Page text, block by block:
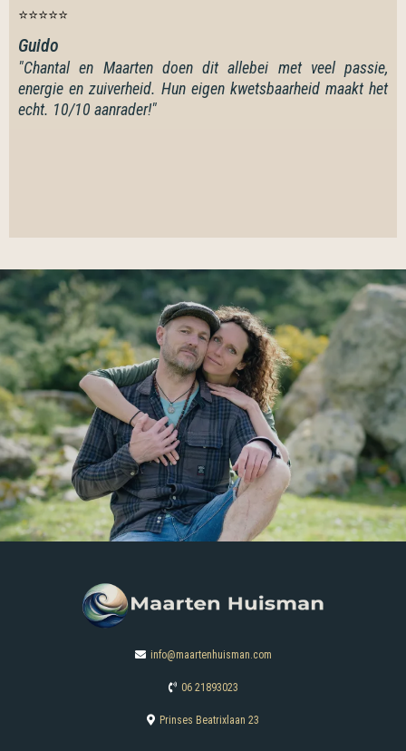
⭐⭐⭐⭐⭐
Guido
"Chantal en Maarten doen dit allebei met veel passie,
energie en zuiverheid. Hun eigen kwetsbaarheid maakt het
echt. 10/10 aanrader!"
info@maartenhuisman.com
06 21893023
Prinses Beatrixlaan 23